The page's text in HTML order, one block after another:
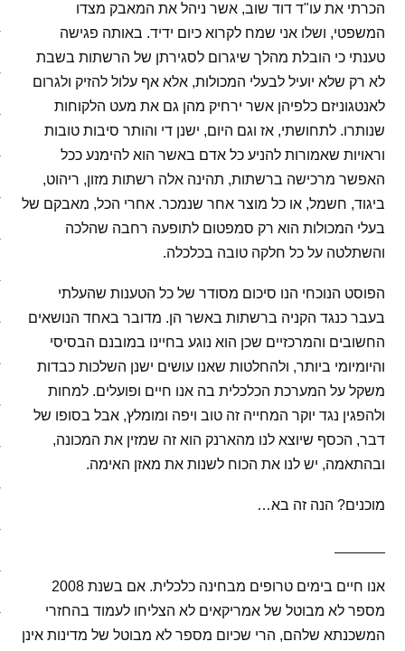
101 דרכים להאט את החיים
צעדים ראשונים בסלואו פוד
המינימליסטים
הרגלי זן
סיפורי האטה
להיות מגניבים בשקל תשעים
קיצור תולדות הזמן
קמפיינים
רק לא רשת
שני בשרי
חג השוטטות
פוסטים מומלצים
אודות
הכרתי את עו"ד דוד שוב, אשר ניהל את המאבק מצדו
המשפטי, ושלו אני שמח לקרוא כיום ידיד. באותה פגישה
טענתי כי הובלת מהלך שיגרום לסגירתן של הרשתות בשבת
לא רק שלא יועיל לבעלי המכולות, אלא אף עלול להזיק ולגרום
לאנטגוניזם כלפיהן אשר ירחיק מהן גם את מעט הלקוחות
שנותרו. לתחושתי, אז וגם היום, ישנן די והותר סיבות טובות
וראויות שאמורות להניע כל אדם באשר הוא להימנע ככל
האפשר מרכישה ברשתות, תהינה אלה רשתות מזון, ריהוט,
ביגוד, חשמל, או כל מוצר אחר שנמכר. אחרי הכל, מאבקם של
בעלי המכולות הוא רק סמפטום לתופעה רחבה שהלכה
והשתלטה על כל חלקה טובה בכלכלה.
הפוסט הנוכחי הנו סיכום מסודר של כל הטענות שהעלתי
בעבר כנגד הקניה ברשתות באשר הן. מדובר באחד הנושאים
החשובים והמרכזיים שכן הוא נוגע בחיינו במובנם הבסיסי
והיומיומי ביותר, ולהחלטות שאנו עושים ישנן השלכות כבדות
משקל על המערכת הכלכלית בה אנו חיים ופועלים. למחות
ולהפגין נגד יוקר המחייה זה טוב ויפה ומומלץ, אבל בסופו של
דבר, הכסף שיוצא לנו מהארנק הוא זה שמזין את המכונה,
ובהתאמה, יש לנו את הכוח לשנות את מאזן האימה.
מוכנים? הנה זה בא…
אנו חיים בימים טרופים מבחינה כלכלית. אם בשנת 2008
מספר לא מבוטל של אמריקאים לא הצליחו לעמוד בהחזרי
המשכנתא שלהם, הרי שכיום מספר לא מבוטל של מדינות אינן